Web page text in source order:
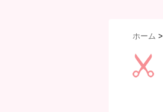
ホーム >